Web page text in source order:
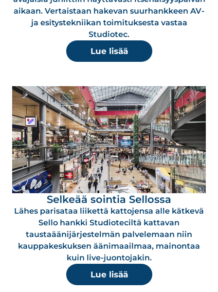
aikaan. Vertaistaan hakevan suurhankkeen AV-
ja esitystekniikan toimituksesta vastaa
Studiotec.
Lue lisää
Selkeää sointia Sellossa
Lähes parisataa liikettä kattojensa alle kätkevä
Sello hankki Studioteciltä kattavan
taustaäänijärjestelmän palvelemaan niin
kauppakeskuksen äänimaailmaa, mainontaa
kuin live-juontojakin.
Lue lisää